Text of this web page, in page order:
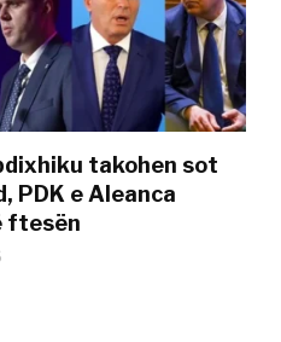
takohen sot
PDK e Aleanca
ftesën